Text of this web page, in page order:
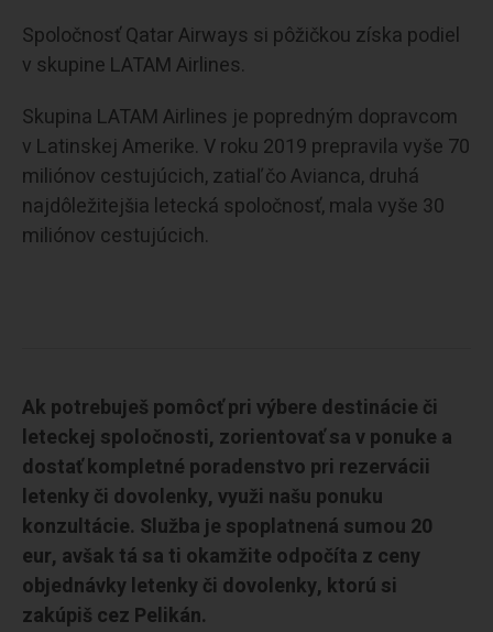
Spoločnosť Qatar Airways si pôžičkou získa podiel
v skupine LATAM Airlines.
Skupina LATAM Airlines je popredným dopravcom
v Latinskej Amerike. V roku 2019 prepravila vyše 70
miliónov cestujúcich, zatiaľ čo Avianca, druhá
najdôležitejšia letecká spoločnosť, mala vyše 30
miliónov cestujúcich.
Ak potrebuješ pomôcť pri výbere destinácie či
leteckej spoločnosti, zorientovať sa v ponuke a
dostať kompletné poradenstvo pri rezervácii
letenky či dovolenky, využi našu ponuku
konzultácie. Služba je spoplatnená sumou 20
eur, avšak tá sa ti okamžite odpočíta z ceny
objednávky letenky či dovolenky, ktorú si
zakúpiš cez Pelikán.